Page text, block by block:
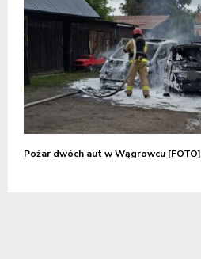
Pożar dwóch aut w Wągrowcu [FOTO]